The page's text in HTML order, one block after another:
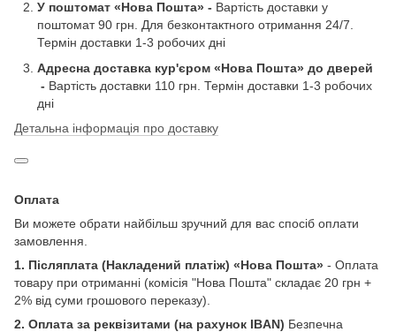
У поштомат «Нова Пошта» - Вартість доставки у
поштомат 90 грн. Для безконтактного отримання 24/7.
Термін доставки 1-3 робочих дні
Адресна доставка кур'єром «Нова Пошта» до дверей​
- Вартість доставки 110 грн. Термін доставки 1-3 робочих
дні
Детальна інформація про доставку
Оплата
Ви можете обрати найбільш зручний для вас спосіб оплати
замовлення.
1. Післяплата (Накладений платіж) «Нова Пошта» - Оплата
товару при отриманні (комісія "Нова Пошта" складає 20 грн +
2% від суми грошового переказу).
2. Оплата за реквізитами (на рахунок IBAN) Безпечна